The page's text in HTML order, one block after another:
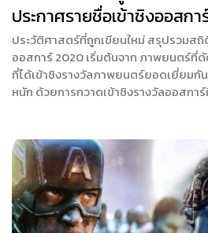
ประกาศรายชื่อเข้าชิงออสก
ประวัติศาสตร์ที่ถูกเขียนใหม่ สรุปรวมส
ออสการ์ 2020 เริ่มต้นจาก ภาพยนตร์ที่
ที่ได้เข้าชิงรางวัลภาพยนตร์ยอดเยี่ยมกั
หนัก ด้วยการกวาดเข้าชิงรางวัลออสกา